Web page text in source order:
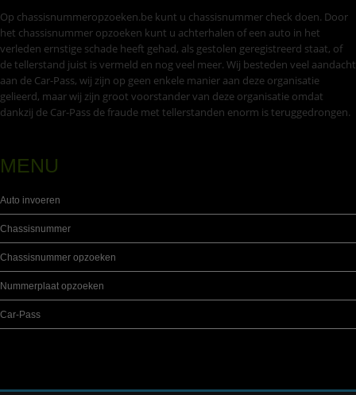
Op chassisnummeropzoeken.be kunt u chassisnummer check doen. Door
het chassisnummer opzoeken kunt u achterhalen of een auto in het
verleden ernstige schade heeft gehad, als gestolen geregistreerd staat, of
de tellerstand juist is vermeld en nog veel meer. Wij besteden veel aandacht
aan de Car-Pass, wij zijn op geen enkele manier aan deze organisatie
gelieerd, maar wij zijn groot voorstander van deze organisatie omdat
dankzij de Car-Pass de fraude met tellerstanden enorm is teruggedrongen.
MENU
Auto invoeren
Chassisnummer
Chassisnummer opzoeken
Nummerplaat opzoeken
Car-Pass